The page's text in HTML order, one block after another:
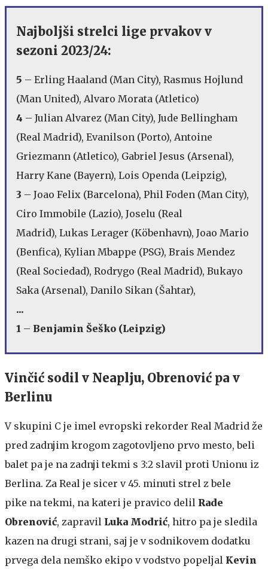
Najboljši strelci lige prvakov v
sezoni 2023/24:
5 – Erling Haaland (Man City), Rasmus Hojlund
(Man United), Alvaro Morata (Atletico)
4 – Julian Alvarez (Man City), Jude Bellingham
(Real Madrid), Evanilson (Porto), Antoine
Griezmann (Atletico), Gabriel Jesus (Arsenal),
Harry Kane (Bayern), Lois Openda (Leipzig),
3 – Joao Felix (Barcelona), Phil Foden (Man City),
Ciro Immobile (Lazio), Joselu (Real
Madrid), Lukas Lerager (Köbenhavn), Joao Mario
(Benfica), Kylian Mbappe (PSG), Brais Mendez
(Real Sociedad), Rodrygo (Real Madrid), Bukayo
Saka (Arsenal), Danilo Sikan (Šahtar),
...
1 – Benjamin Šeško (Leipzig)
Vinčić sodil v Neaplju, Obrenović pa v
Berlinu
V skupini C je imel evropski rekorder Real Madrid že
pred zadnjim krogom zagotovljeno prvo mesto, beli
balet pa je na zadnji tekmi s 3:2 slavil proti Unionu iz
Berlina. Za Real je sicer v 45. minuti strel z bele
pike na tekmi, na kateri je pravico delil Rade
Obrenović, zapravil Luka Modrić, hitro pa je sledila
kazen na drugi strani, saj je v sodnikovem dodatku
prvega dela nemško ekipo v vodstvo popeljal Kevin